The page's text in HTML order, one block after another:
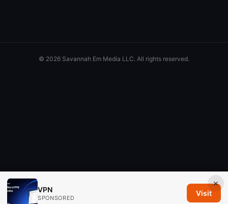
×
VPN
SPONSORED
Visit
© 2026 Savannah Em Media LLC. All rights reserved.